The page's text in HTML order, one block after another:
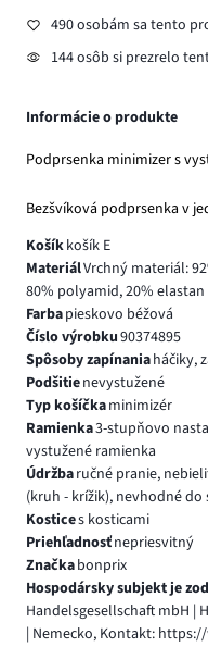
490 osobám sa tento
144 osôb si prezrelo
Informácie o produkte
Podprsenka minimizer s
Bezšvíková podprsenka v
Košíkkošík E
MateriálVrchný materiál:
80% polyamid, 20% elastan
Farbapieskovo béžová
Číslo výrobku90374895
Spôsoby zapínaniaháčiky,
Podšitienevystužené
Typ košíčkaminimizér
Ramienka3-stupňovo
vystužené ramienka
Údržbaručné pranie,
(kruh - krížik), nevhodné do
Kostices kosticami
Priehľadnosťnepriesvitný
Značkabonprix
Hospodársky subjekt je
Handelsgesellschaft mbH |
| Nemecko, Kontakt: